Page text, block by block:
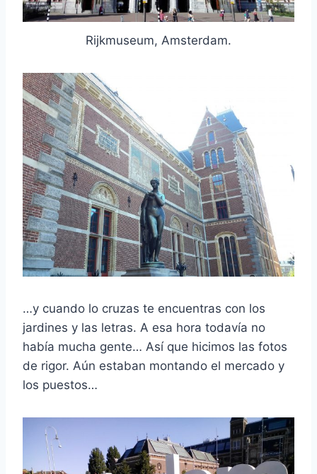
Rijkmuseum, Amsterdam.
…y cuando lo cruzas te encuentras con los
jardines y las letras. A esa hora todavía no
había mucha gente… Así que hicimos las fotos
de rigor. Aún estaban montando el mercado y
los puestos…